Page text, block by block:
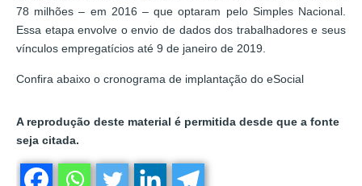
78 milhões – em 2016 – que optaram pelo Simples Nacional.
Essa etapa envolve o envio de dados dos trabalhadores e seus
vínculos empregatícios até 9 de janeiro de 2019.
Confira abaixo o cronograma de implantação do eSocial
A reprodução deste material é permitida desde que a fonte
seja citada.